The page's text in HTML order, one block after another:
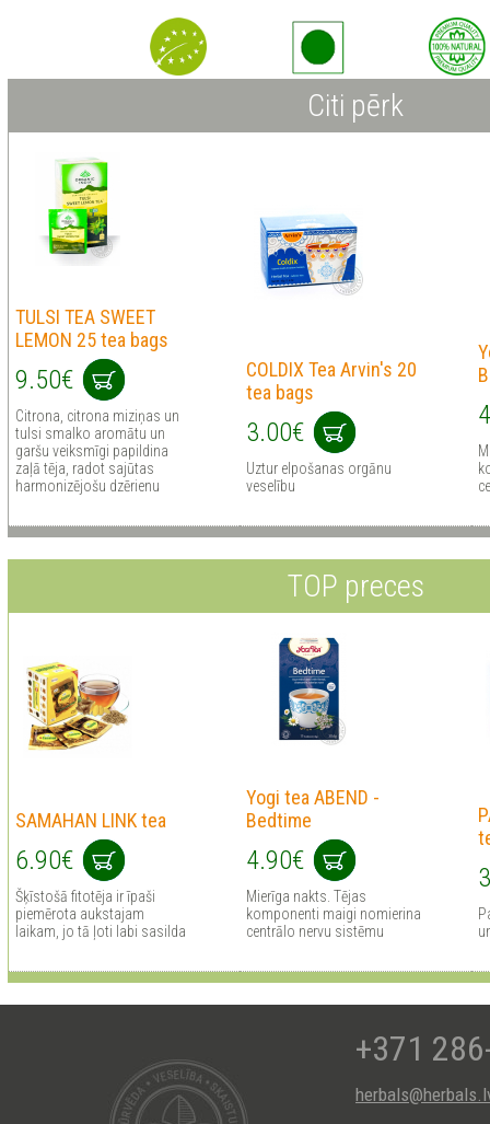
Citi pērk
TULSI TEA SWEET
LEMON 25 tea bags
9.50€
Citrona, citrona miziņas un
tulsi smalko aromātu un
garšu veiksmīgi papildina
zaļā tēja, radot sajūtas
harmonizējošu dzērienu
COLDIX Tea Arvin's 20
tea bags
3.00€
Uztur elpošanas orgānu
veselību
TOP preces
SAMAHAN LINK tea
6.90€
Šķīstošā fitotēja ir īpaši
piemērota aukstajam
laikam, jo tā ļoti labi sasilda
Yogi tea ABEND -
Bedtime
4.90€
Mierīga nakts. Tējas
komponenti maigi nomierina
centrālo nervu sistēmu
+371